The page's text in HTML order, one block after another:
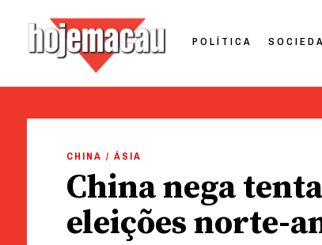
POLÍTICA
CHINA / ÁSIA
China nega
eleições norte-